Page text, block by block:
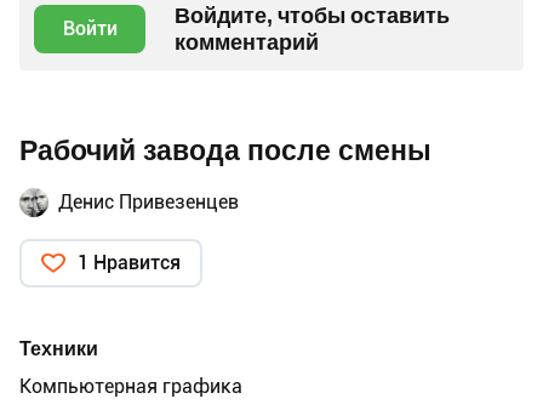
Войти
Войдите, чтобы оставить
комментарий
Рабочий завода после смены
Денис Привезенцев
1 Нравится
Техники
Компьютерная графика